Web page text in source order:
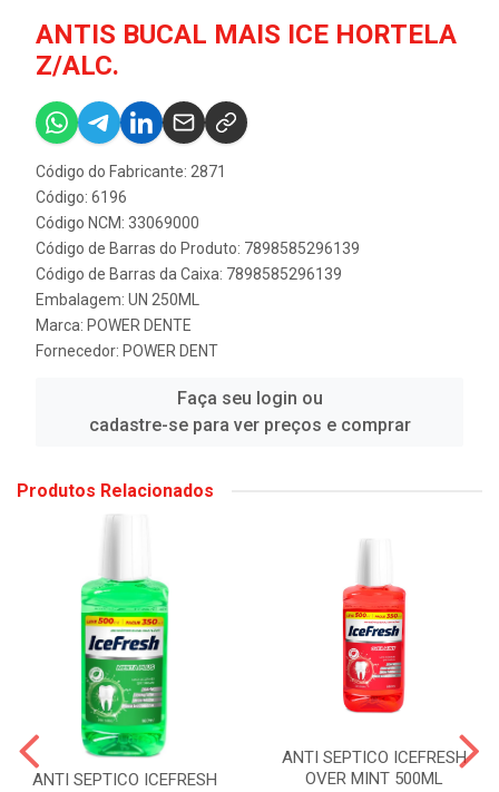
ANTIS BUCAL MAIS ICE HORTELA
Z/ALC.
Código do Fabricante: 2871
Código: 6196
Código NCM: 33069000
Código de Barras do Produto: 7898585296139
Código de Barras da Caixa: 7898585296139
Embalagem: UN 250ML
Marca: POWER DENTE
Fornecedor: POWER DENT
Faça seu login ou
cadastre-se para ver preços e comprar
Produtos Relacionados
ANTI SEPTICO ICEFRESH
ANTI SEPTICO ICEFRESH
OVER MINT 500ML